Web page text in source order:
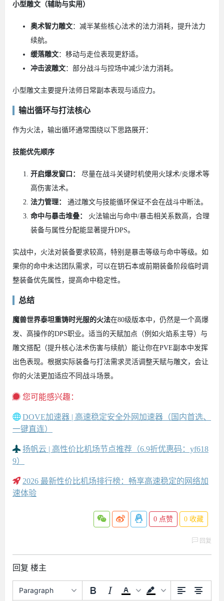
小型雕文（辅助与实用）
奥术智力雕文：减半某些核心法术的法力消耗，提升法力
续航。
缓落雕文：移动与走位表现更舒适。
冲击波雕文：部分战斗与控场中减少法力消耗。
小型雕文主要提升法师日常副本表现与适应力。
输出循环与打法核心
作为火法，输出循环通常围绕以下思路展开：
技能优先顺序
开启爆发窗口：
尽量在战斗关键时机使用火球术/炎爆术等
高伤害法术。
法力管理：
通过雕文与技能循环保证不会在战斗中断法。
命中与暴击堆叠：
火法输出与命中/暴击相关系数高，合理
装备与属性分配能显著提升DPS。
实战中，火法对装备要求较高，特别是暴击等级与命中等级。如
果你的命中未达团队需求，可以在钥石本或前期装备阶段临时调
整装备优先属性，提高命中稳定性。
总结
魔兽世界泰坦重铸时光服的火法在80级版本中，仍然是一个高爆
发、高操作的DPS职业。适当的天赋加点（例如火焰系主导）与
雕文搭配（提升核心法术伤害与续航）能让你在PVE副本中发挥
出色表现。根据实际装备与打法需求灵活调整天赋与雕文，会让
你的火法更加适应不同战斗场景。
您可能感兴趣：
DOVE加速器 | 高速稳定安全外网加速器（国内首选、
一键直连）
扬帆云 | 高性价比机场节点推荐（6.9折优惠码：yf618
9）
2026 最新性价比机场排行榜：畅享高速稳定的网络加
速体验
0 点赞 0 收藏
回复
回复 楼主
Paragraph